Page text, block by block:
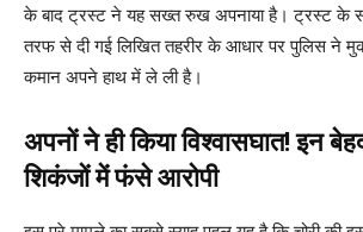
के बाद ट्रस्ट ने यह सख्त रुख अपनाया है। ट्रस्ट के
तरफ से दी गई लिखित तहरीर के आधार पर पुलिस ने
कमान अपने हाथ में ले ली है।
अपनों ने ही किया विश्वासघात! इन
शिकंजों में फंसे आरोपी